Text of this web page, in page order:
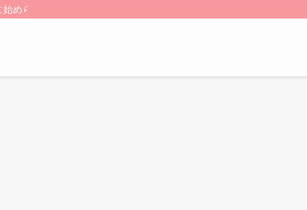
られる【SDGs】をご紹介します! 小さな”ことから”ちょっとづつ!!